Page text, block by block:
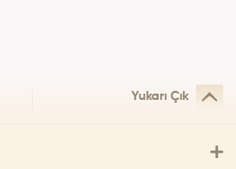
Yukarı Çık